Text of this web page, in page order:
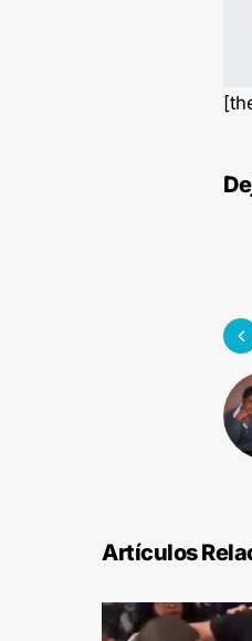
Artículos